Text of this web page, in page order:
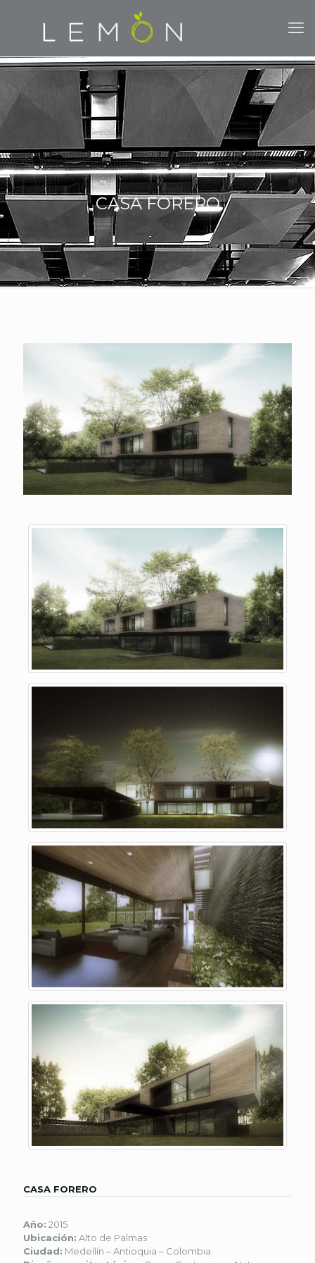
CASA FORERO
CASA FORERO
Año: 2015
Ubicación: Alto de Palmas
Ciudad: Medellín – Antioquia – Colombia